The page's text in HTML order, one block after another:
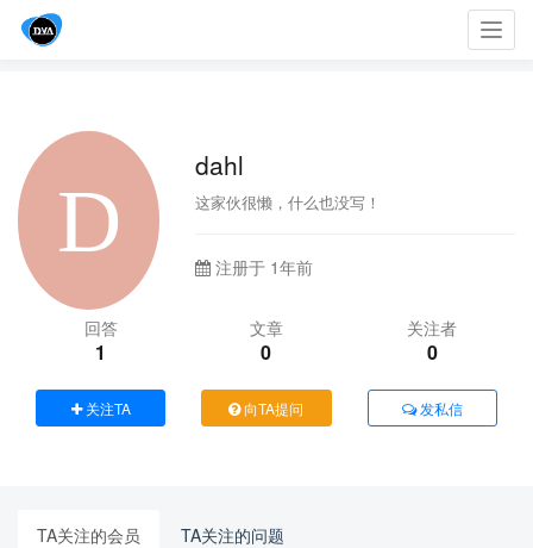
dahl
这家伙很懒，什么也没写！
注册于 1年前
回答
1
文章
0
关注者
0
关注TA 向TA提问 发私信
TA关注的会员 TA关注的问题